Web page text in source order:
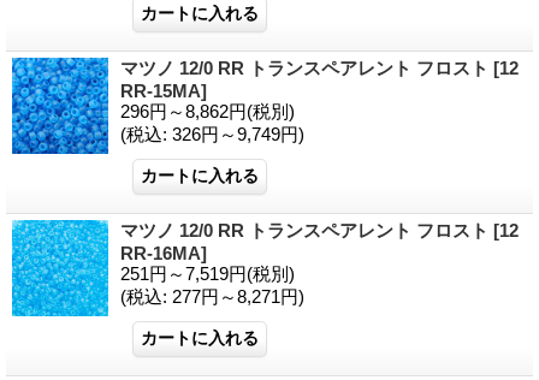
マツノ 12/0 RR トランスペアレント フロスト [12
RR-15MA]
296円～8,862円(税別)
(税込: 326円～9,749円)
マツノ 12/0 RR トランスペアレント フロスト [12
RR-16MA]
251円～7,519円(税別)
(税込: 277円～8,271円)